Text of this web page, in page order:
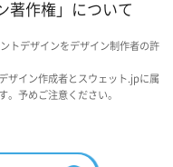
著作権」について
トデザインをデザイン制作者の許
ザイン作成者とスウェット.jpに属
。予めご注意ください。